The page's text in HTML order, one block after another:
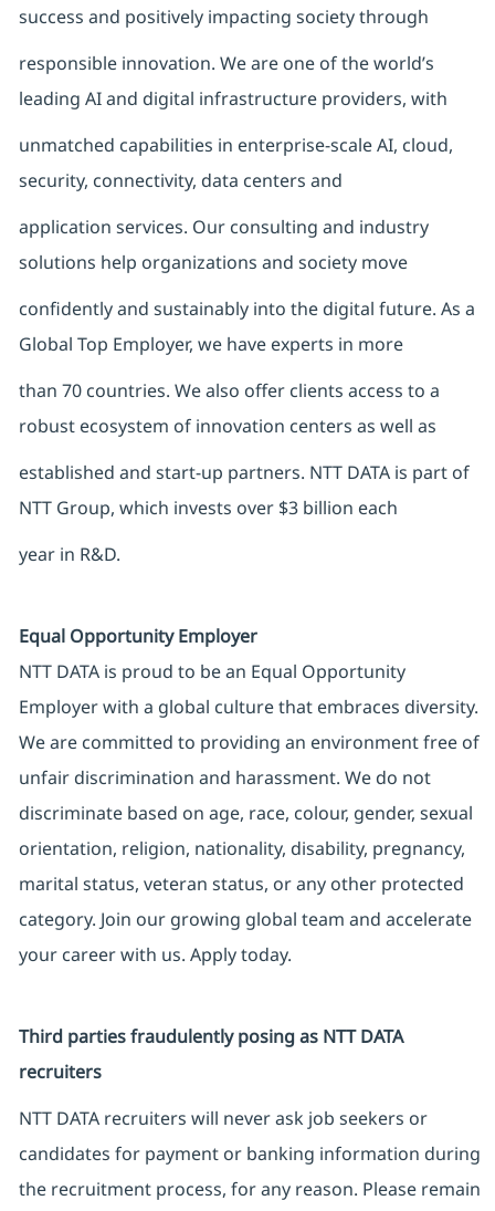
success and positively impacting society through
responsible innovation. We are one of the world’s
leading AI and digital infrastructure providers, with
unmatched capabilities in enterprise-scale AI, cloud,
security, connectivity, data centers and
application services. Our consulting and industry
solutions help organizations and society move
confidently and sustainably into the digital future. As a
Global Top Employer, we have experts in more
than 70 countries. We also offer clients access to a
robust ecosystem of innovation centers as well as
established and start-up partners. NTT DATA is part of
NTT Group, which invests over $3 billion each
year in R&D.
Equal Opportunity Employer
NTT DATA is proud to be an Equal Opportunity
Employer with a global culture that embraces diversity.
We are committed to providing an environment free of
unfair discrimination and harassment. We do not
discriminate based on age, race, colour, gender, sexual
orientation, religion, nationality, disability, pregnancy,
marital status, veteran status, or any other protected
category. Join our growing global team and accelerate
your career with us. Apply today.
Third parties fraudulently posing as NTT DATA
recruiters
NTT DATA recruiters will never ask job seekers or
candidates for payment or banking information during
the recruitment process, for any reason. Please remain